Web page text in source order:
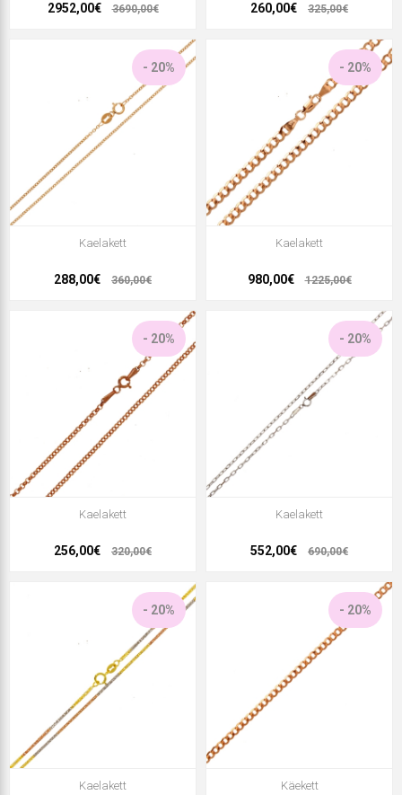
2952,00€ 3690,00€ 260,00€ 325,00€
- 20%
Kaelakett
288,00€ 360,00€
- 20%
Kaelakett
980,00€ 1225,00€
- 20%
Kaelakett
256,00€ 320,00€
- 20%
Kaelakett
552,00€ 690,00€
- 20%
Kaelakett
- 20%
Käekett